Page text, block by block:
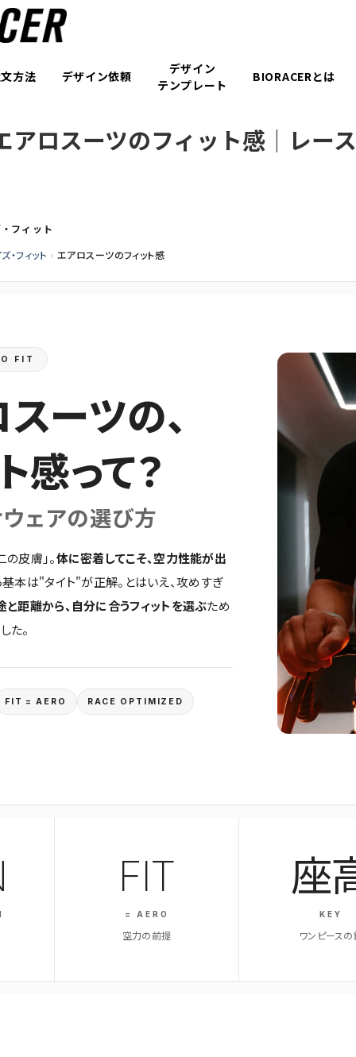
方法 デザイン依頼
デザイン
テンプレート
BIORACERとは
アロスーツのフィット感｜レー
フィット
・フィット › エアロスーツのフィット感
FIT
ーツの、
感って？
ェアの選び方
皮膚」。体に密着してこそ、空力性能が出
基本は"タイト"が正解。とはいえ、攻めすぎ
と距離から、自分に合うフィットを選ぶため
た。
FIT = AERO RACE OPTIMIZED
FIT
= AERO
空力の前提
座
KEY
ワンピース